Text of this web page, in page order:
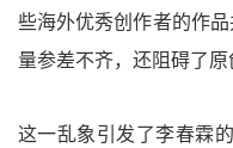
些海外优秀创作者的作
量参差不齐，还阻碍了原
这一乱象引发了李春霖